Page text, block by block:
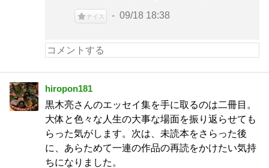
ナイス 09/18 18:38
hiropon181
黒木亮さんのエッセイ集を手に取るのは二冊目。
大体と色々な人生の大事な場面を振り返らせても
らった気がします。次は、未読本をさらった後
に、あらためて一連の作品の再読をかけたい気持
ちになりました。